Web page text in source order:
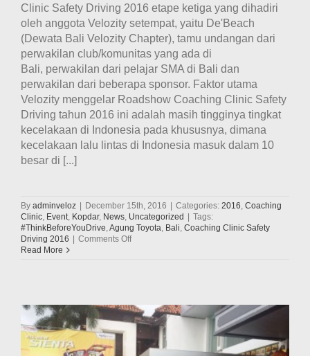
Clinic Safety Driving 2016 etape ketiga yang dihadiri
oleh anggota Velozity setempat, yaitu De'Beach
(Dewata Bali Velozity Chapter), tamu undangan dari
perwakilan club/komunitas yang ada di
Bali, perwakilan dari pelajar SMA di Bali dan
perwakilan dari beberapa sponsor. Faktor utama
Velozity menggelar Roadshow Coaching Clinic Safety
Driving tahun 2016 ini adalah masih tingginya tingkat
kecelakaan di Indonesia pada khususnya, dimana
kecelakaan lalu lintas di Indonesia masuk dalam 10
besar di [...]
By adminveloz December 15th, 2016 Categories: 2016, Coaching
Clinic, Event, Kopdar, News, Uncategorized
Tags:
#ThinkBeforeYouDrive,Agung Toyota, Bali, Coaching Clinic Safety
Driving 2016
Comments Offon
Clinic
Safety
Driving
#ThinkBeforeYouDrive
2016
Read More